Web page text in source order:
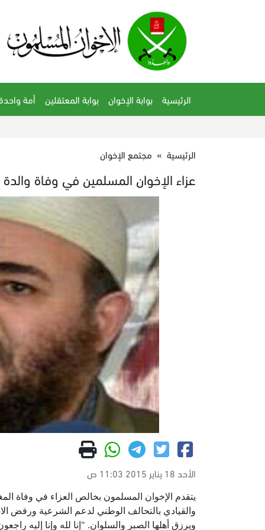
الرئيسية بوابة الإخوان بوابة المعتقلين أمة
الرئيسية » مجتمع الإخوان
عزاء الإخوان المسلمين في وفاة والدة
الأحد 18 يناير 2015 11:03 ص
يتقدم الإخوان المسلمون بخالص العزاء في وفاة
والقيادي بالتحالف الوطني لدعم الشرعية ورفض
ويرزق أهلها الصبر والسلوان. "إنا لله وإنا إليه